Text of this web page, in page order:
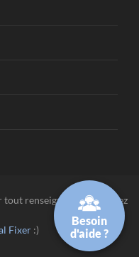
Besoin
d'aide ?
renseignement, veuillez
Fixer:)